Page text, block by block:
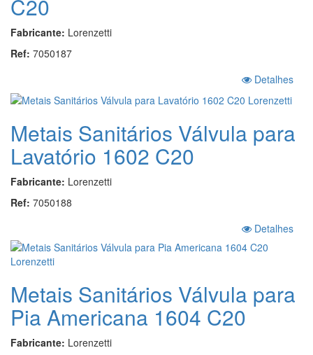
C20
Fabricante: Lorenzetti
Ref: 7050187
Detalhes
Metais Sanitários Válvula para
Lavatório 1602 C20
Fabricante: Lorenzetti
Ref: 7050188
Detalhes
Metais Sanitários Válvula para
Pia Americana 1604 C20
Fabricante: Lorenzetti